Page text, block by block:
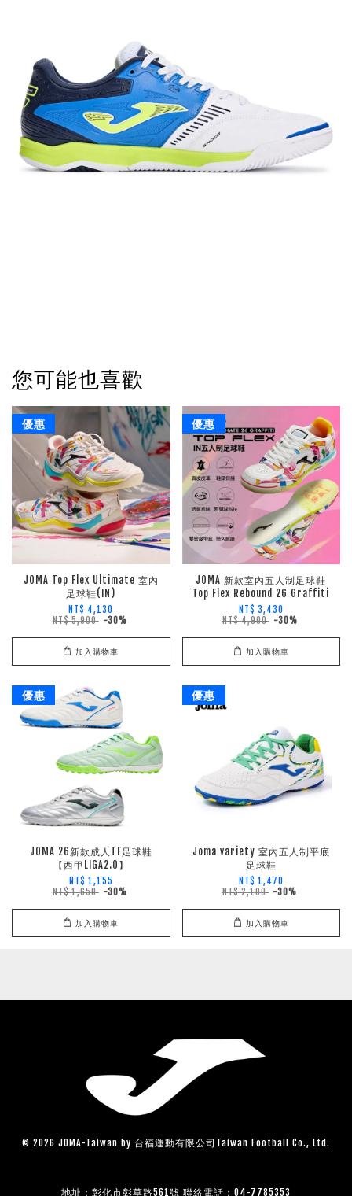
您可能也喜歡
優惠
JOMA Top Flex Ultimate 室內
足球鞋(IN)
NT$ 4,130
NT$ 5,900 -30%
加入購物車
優惠
JOMA 新款室內五人制足球鞋
Top Flex Rebound 26 Graffiti
NT$ 3,430
NT$ 4,900 -30%
加入購物車
優惠
JOMA 26新款成人TF足球鞋
【西甲LIGA2.0】
NT$ 1,155
NT$ 1,650 -30%
加入購物車
優惠
Joma variety 室內五人制平底
足球鞋
NT$ 1,470
NT$ 2,100 -30%
加入購物車
© 2026 JOMA-Taiwan by 台福運動有限公司Taiwan Football Co., Ltd.
地址：彰化市彰草路561號 聯絡電話：04-7785353